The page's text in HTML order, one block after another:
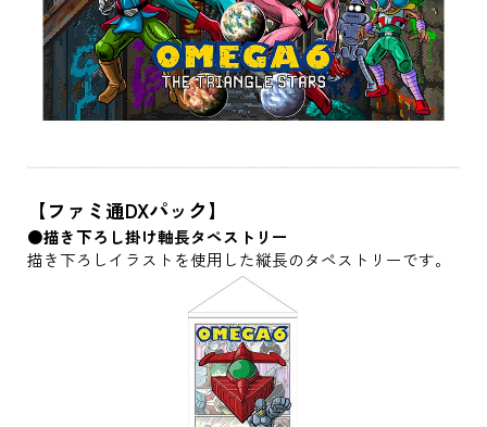
【ファミ通DXパック】
●描き下ろし掛け軸長タペストリー
描き下ろしイラストを使用した縦長のタペストリーです。